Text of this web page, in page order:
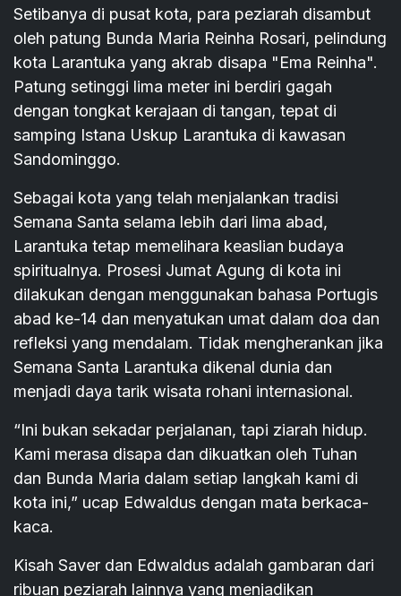
Setibanya di pusat kota, para peziarah disambut
oleh patung Bunda Maria Reinha Rosari, pelindung
kota Larantuka yang akrab disapa "Ema Reinha".
Patung setinggi lima meter ini berdiri gagah
dengan tongkat kerajaan di tangan, tepat di
samping Istana Uskup Larantuka di kawasan
Sandominggo.
Sebagai kota yang telah menjalankan tradisi
Semana Santa selama lebih dari lima abad,
Larantuka tetap memelihara keaslian budaya
spiritualnya. Prosesi Jumat Agung di kota ini
dilakukan dengan menggunakan bahasa Portugis
abad ke-14 dan menyatukan umat dalam doa dan
refleksi yang mendalam. Tidak mengherankan jika
Semana Santa Larantuka dikenal dunia dan
menjadi daya tarik wisata rohani internasional.
“Ini bukan sekadar perjalanan, tapi ziarah hidup.
Kami merasa disapa dan dikuatkan oleh Tuhan
dan Bunda Maria dalam setiap langkah kami di
kota ini,” ucap Edwaldus dengan mata berkaca-
kaca.
Kisah Saver dan Edwaldus adalah gambaran dari
ribuan peziarah lainnya yang menjadikan